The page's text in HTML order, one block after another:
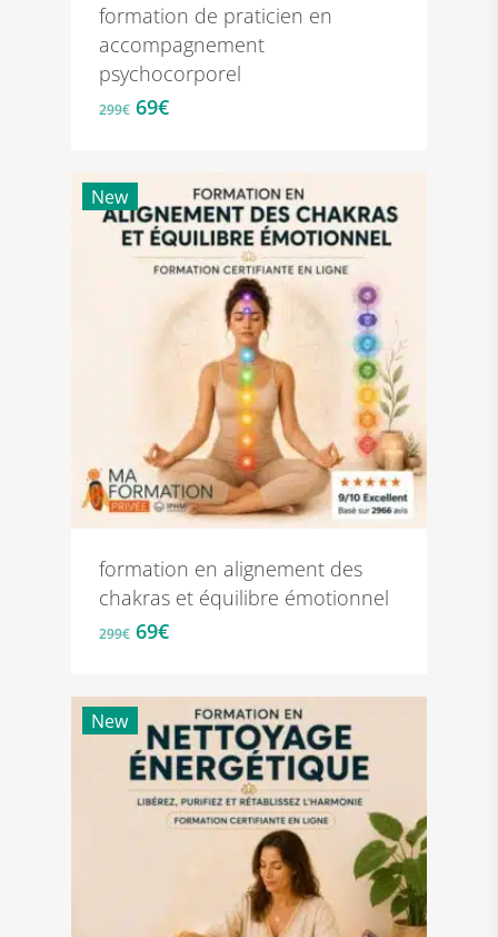
formation de praticien en
accompagnement
psychocorporel
299€ Le
était :
299€.
69€Le
69€.
New
formation en alignement des
chakras et équilibre émotionnel
299€ Le
était :
299€.
69€Le
est :
69€.
New